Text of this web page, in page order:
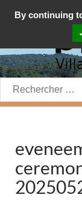
Rechercher:
By continuing